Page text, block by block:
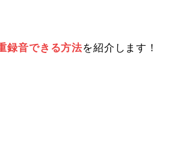
録音できる方法を紹介します！